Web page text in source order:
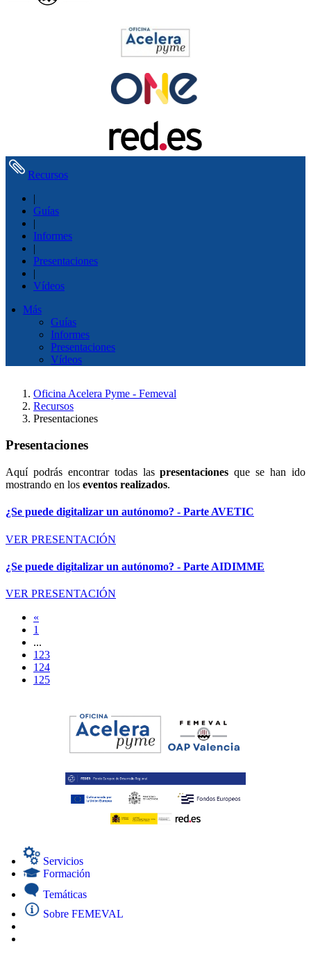
Recursos
|
Guías
|
Informes
|
Presentaciones
|
Vídeos
Más
Guías
Informes
Presentaciones
Vídeos
Oficina Acelera Pyme - Femeval
Recursos
Presentaciones
Presentaciones
Aquí podrás encontrar todas laspresentaciones que se han ido
mostrando en los eventos realizados.
¿Se puede digitalizar un autónomo? - Parte AVETIC
VER PRESENTACIÓN
¿Se puede digitalizar un autónomo? - Parte AIDIMME
VER PRESENTACIÓN
«
1
...
123
124
125
Servicios
Formación
Temáticas
Sobre FEMEVAL